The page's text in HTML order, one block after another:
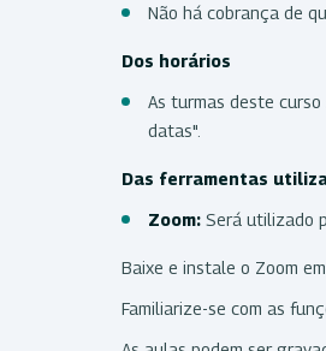
Não há cobrança de
Dos horários
As turmas deste
datas".
Das ferramentas
Zoom: Será utilizado
Baixe e instale o Zoom
Familiarize-se com as